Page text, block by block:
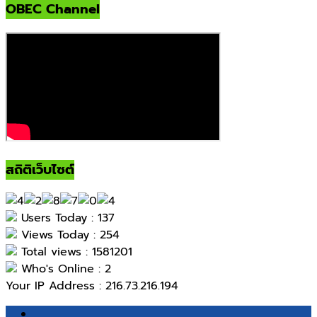
OBEC Channel
สถิติเว็บไซต์
Users Today : 137
Views Today : 254
Total views : 1581201
Who's Online : 2
Your IP Address : 216.73.216.194